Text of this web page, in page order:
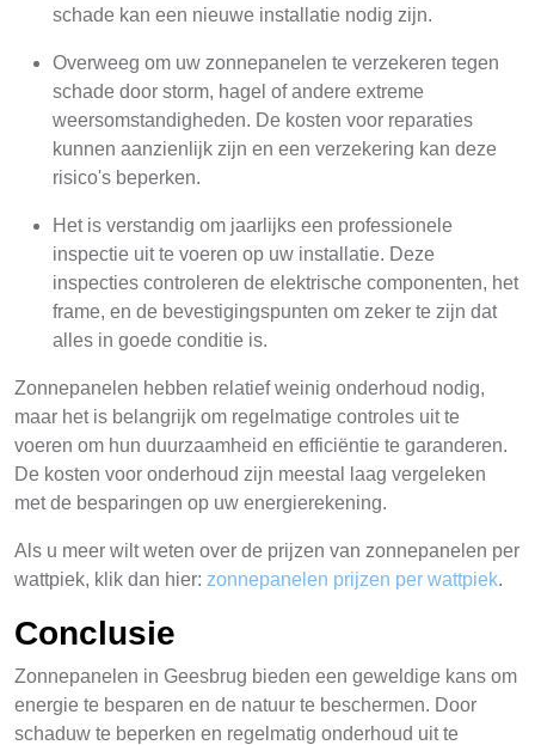
schade kan een nieuwe installatie nodig zijn.
Overweeg om uw zonnepanelen te verzekeren tegen
schade door storm, hagel of andere extreme
weersomstandigheden. De kosten voor reparaties
kunnen aanzienlijk zijn en een verzekering kan deze
risico's beperken.
Het is verstandig om jaarlijks een professionele
inspectie uit te voeren op uw installatie. Deze
inspecties controleren de elektrische componenten, het
frame, en de bevestigingspunten om zeker te zijn dat
alles in goede conditie is.
Zonnepanelen hebben relatief weinig onderhoud nodig,
maar het is belangrijk om regelmatige controles uit te
voeren om hun duurzaamheid en efficiëntie te garanderen.
De kosten voor onderhoud zijn meestal laag vergeleken
met de besparingen op uw energierekening.
Als u meer wilt weten over de prijzen van zonnepanelen per
wattpiek, klik dan hier: zonnepanelen prijzen per wattpiek.
Conclusie
Zonnepanelen in Geesbrug bieden een geweldige kans om
energie te besparen en de natuur te beschermen. Door
schaduw te beperken en regelmatig onderhoud uit te